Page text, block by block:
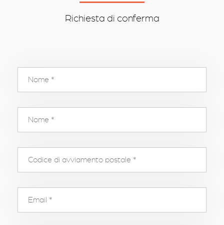
Richiesta di conferma